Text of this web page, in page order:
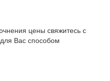
цены свяжитесь с
Вас способом